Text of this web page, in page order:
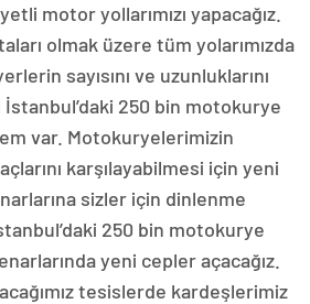
motor yollarımızı yapacağız.
olmak üzere tüm yolarımızda
sayısını ve uzunluklarını
İstanbul’daki 250 bin motokurye
var. Motokuryelerimizin
karşılayabilmesi için yeni
sizler için dinlenme
250 bin motokurye
yeni cepler açacağız.
tesislerde kardeşlerimiz